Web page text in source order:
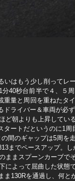
はもう少し削ってレ
40秒台前半で４、５
量と周回を重ねたタ
ライバー＆車両が必
朝よりも上昇してい
ートだというのに1
間のギャップは5周を走
までペースアップ。
まスプーンカーブで
よって屈曲した状態
130Rを通過し、何と